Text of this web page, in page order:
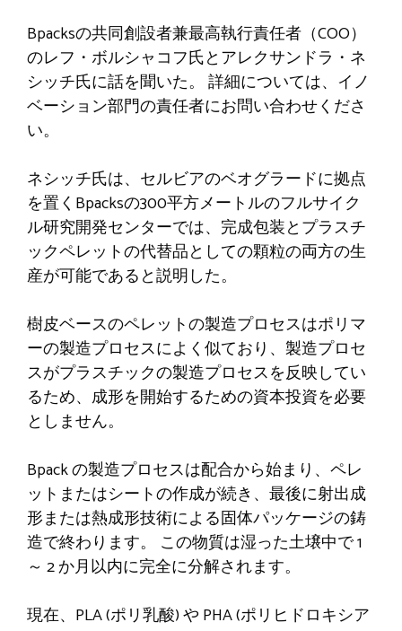
Bpacksの共同創設者兼最高執行責任者（COO）
のレフ・ボルシャコフ氏とアレクサンドラ・ネ
シッチ氏に話を聞いた。 詳細については、イノ
ベーション部門の責任者にお問い合わせくださ
い。
ネシッチ氏は、セルビアのベオグラードに拠点
を置くBpacksの300平方メートルのフルサイク
ル研究開発センターでは、完成包装とプラスチ
ックペレットの代替品としての顆粒の両方の生
産が可能であると説明した。
樹皮ベースのペレットの製造プロセスはポリマ
ーの製造プロセスによく似ており、製造プロセ
スがプラスチックの製造プロセスを反映してい
るため、成形を開始するための資本投資を必要
としません。
Bpack の製造プロセスは配合から始まり、ペレ
ットまたはシートの作成が続き、最後に射出成
形または熱成形技術による固体パッケージの鋳
造で終わります。 この物質は湿った土壌中で 1
～ 2 か月以内に完全に分解されます。
現在、PLA (ポリ乳酸) や PHA (ポリヒドロキシア